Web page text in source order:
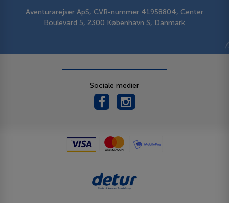
Aventurarejser ApS, CVR-nummer 41958804, Center
Boulevard 5, 2300 København S, Danmark
Sociale medier